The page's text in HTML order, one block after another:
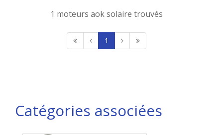
1 moteurs aok solaire trouvés
1
Catégories associées